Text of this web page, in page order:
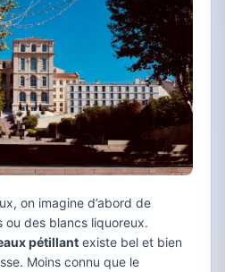
on imagine d’abord de
des blancs liquoreux.
pétillant existe bel et bien
Moins connu que le